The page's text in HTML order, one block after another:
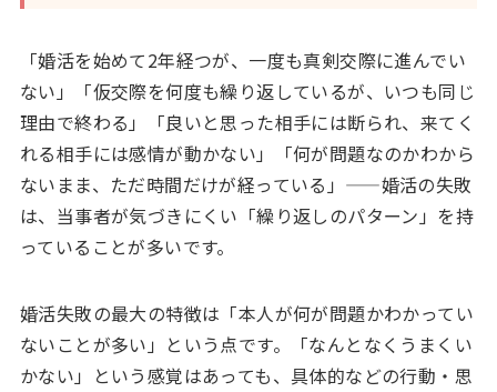
「婚活を始めて2年経つが、一度も真剣交際に進んでい
ない」「仮交際を何度も繰り返しているが、いつも同じ
理由で終わる」「良いと思った相手には断られ、来てく
れる相手には感情が動かない」「何が問題なのかわから
ないまま、ただ時間だけが経っている」——婚活の失敗
は、当事者が気づきにくい「繰り返しのパターン」を持
っていることが多いです。
婚活失敗の最大の特徴は「本人が何が問題かわかってい
ないことが多い」という点です。「なんとなくうまくい
かない」という感覚はあっても、具体的などの行動・思